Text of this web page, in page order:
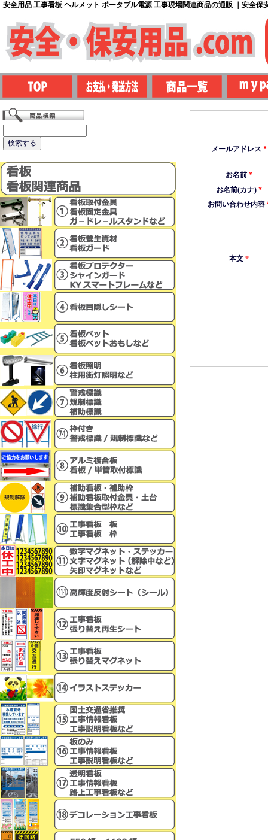
安全用品 工事看板 ヘルメット ポータブル電源 工事現場関連商品の通販 ｜安全保
メールアドレス *
お名前*
お名前(カナ)*
お問い合わせ内容
本文*